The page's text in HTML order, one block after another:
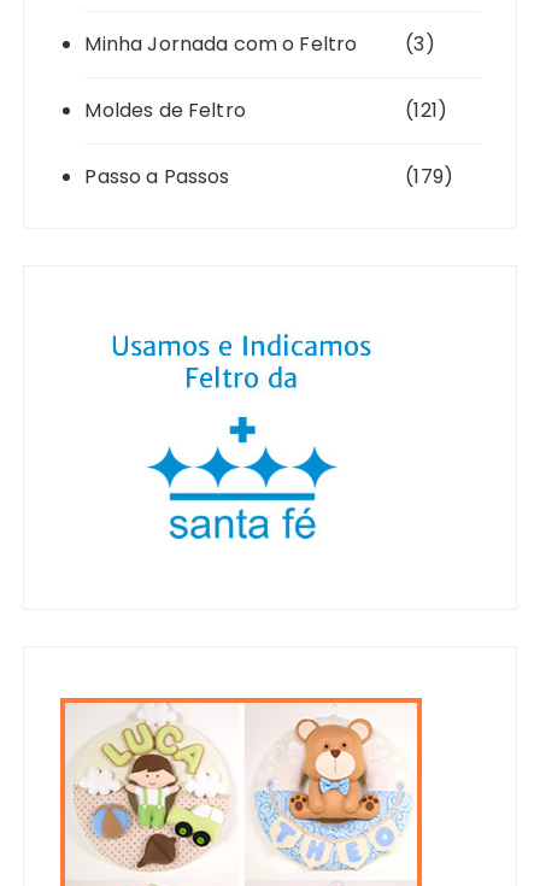
Minha Jornada com o Feltro (3)
Moldes de Feltro (121)
Passo a Passos (179)